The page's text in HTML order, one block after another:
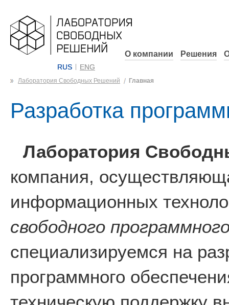
RUS ENG
О компании Решения
Лаборатория Свободных Решений Главная
Разработка
Лаборатория
компания,
информационных
свободного
специализируемся на
программного